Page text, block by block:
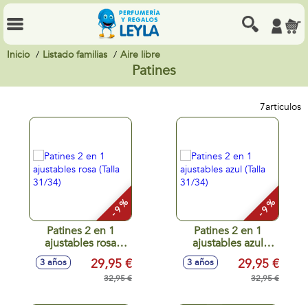
Inicio Listado familias Aire libre
Patines
7articulos
- 9 %
Patines 2 en 1
ajustables rosa
(Talla 31/34)
3 años 29,95 €
32,95 €
- 9 %
Patines 2 en 1
ajustables azul
(Talla 31/34)
3 años 29,95 €
32,95 €